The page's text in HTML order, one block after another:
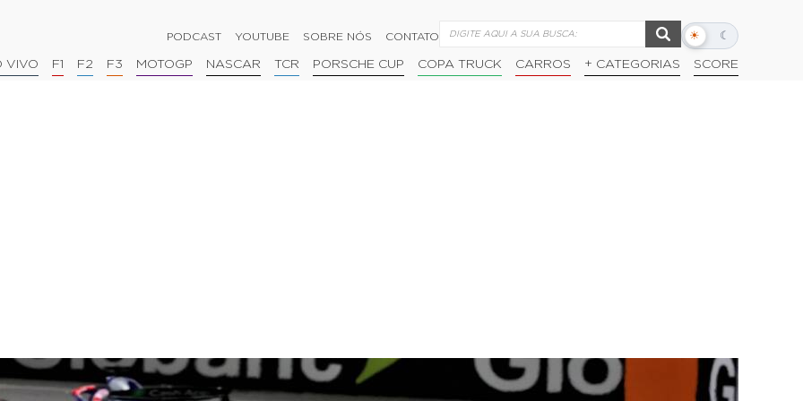
PODCAST YOUTUBE SOBRE NÓS CONTATO ☀ ☾
Alternar
escuro
VIVO F1 F2 F3 MOTOGP NASCAR TCR PORSCHE CUP COPA TRUCK CARROS + CATEGORIAS SCORE